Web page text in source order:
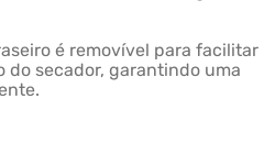
é removível para facilitar
do secador, garantindo uma